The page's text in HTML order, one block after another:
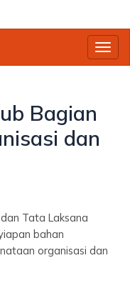
Bagian
dan
Tata Laksana
bahan
organisasi dan